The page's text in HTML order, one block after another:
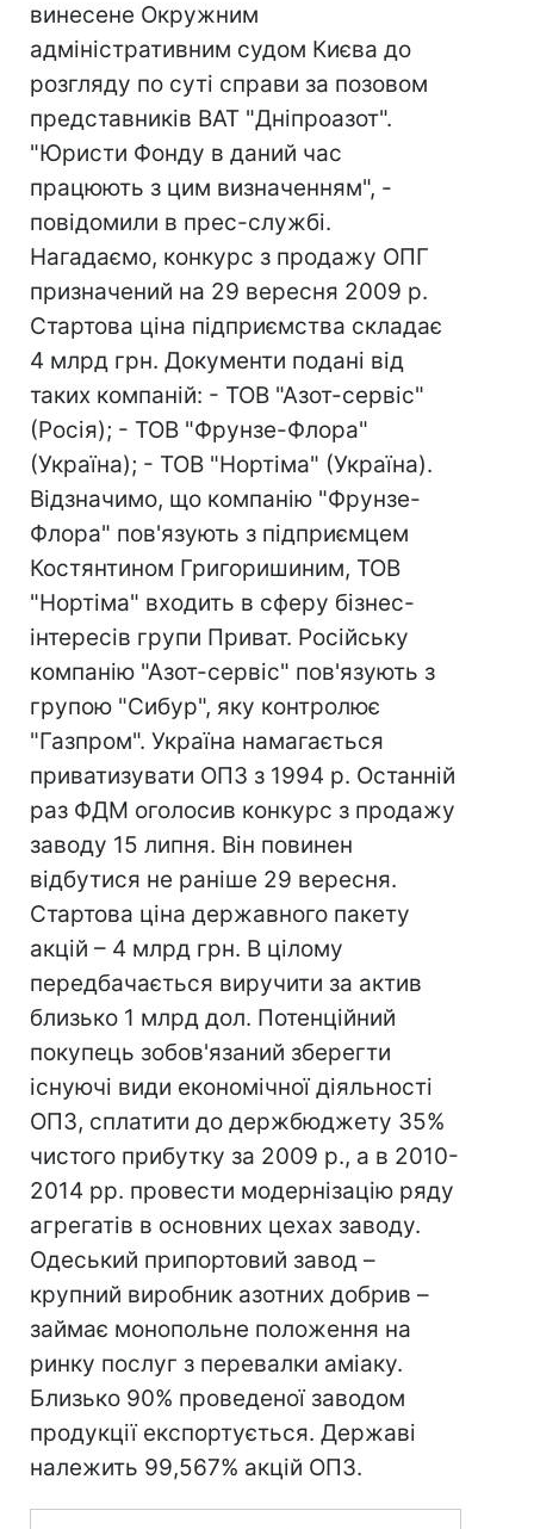
винесене Окружним
адміністративним судом Києва до
розгляду по суті справи за позовом
представників ВАТ "Дніпроазот".
"Юристи Фонду в даний час
працюють з цим визначенням", -
повідомили в прес-службі.
Нагадаємо, конкурс з продажу ОПГ
призначений на 29 вересня 2009 р.
Стартова ціна підприємства складає
4 млрд грн. Документи подані від
таких компаній: - ТОВ "Азот-сервіс"
(Росія); - ТОВ "Фрунзе-Флора"
(Україна); - ТОВ "Нортіма" (Україна).
Відзначимо, що компанію "Фрунзе-
Флора" пов'язують з підприємцем
Костянтином Григоришиним, ТОВ
"Нортіма" входить в сферу бізнес-
інтересів групи Приват. Російську
компанію "Азот-сервіс" пов'язують з
групою "Сибур", яку контролює
"Газпром". Україна намагається
приватизувати ОПЗ з 1994 р. Останній
раз ФДМ оголосив конкурс з продажу
заводу 15 липня. Він повинен
відбутися не раніше 29 вересня.
Стартова ціна державного пакету
акцій – 4 млрд грн. В цілому
передбачається виручити за актив
близько 1 млрд дол. Потенційний
покупець зобов'язаний зберегти
існуючі види економічної діяльності
ОПЗ, сплатити до держбюджету 35%
чистого прибутку за 2009 р., а в 2010-
2014 рр. провести модернізацію ряду
агрегатів в основних цехах заводу.
Одеський припортовий завод –
крупний виробник азотних добрив –
займає монопольне положення на
ринку послуг з перевалки аміаку.
Близько 90% проведеної заводом
продукції експортується. Державі
належить 99,567% акцій ОПЗ.